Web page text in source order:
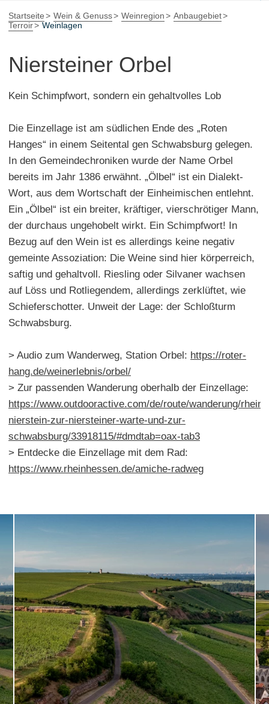
Startseite Wein & Genuss Weinregion
Anbaugebiet
Terroir
Weinlagen
Niersteiner Orbel
Kein Schimpfwort, sondern ein gehaltvolles Lob
Die Einzellage ist am südlichen Ende des „Roten
Hanges“ in einem Seitental gen Schwabsburg gelegen.
In den Gemeindechroniken wurde der Name Orbel
bereits im Jahr 1386 erwähnt. „Ölbel“ ist ein Dialekt-
Wort, aus dem Wortschaft der Einheimischen entlehnt.
Ein „Ölbel“ ist ein breiter, kräftiger, vierschrötiger Mann,
der durchaus ungehobelt wirkt. Ein Schimpfwort! In
Bezug auf den Wein ist es allerdings keine negativ
gemeinte Assoziation: Die Weine sind hier körperreich,
saftig und gehaltvoll. Riesling oder Silvaner wachsen
auf Löss und Rotliegendem, allerdings zerklüftet, wie
Schieferschotter. Unweit der Lage: der Schloßturm
Schwabsburg.
> Audio zum Wanderweg, Station Orbel: https://roter-
hang.de/weinerlebnis/orbel/
> Zur passenden Wanderung oberhalb der Einzellage:
https://www.outdooractive.com/de/route/wanderung/
nierstein-zur-niersteiner-warte-und-zur-
schwabsburg/33918115/#dmdtab=oax-tab3
> Entdecke die Einzellage mit dem Rad:
https://www.rheinhessen.de/amiche-radweg